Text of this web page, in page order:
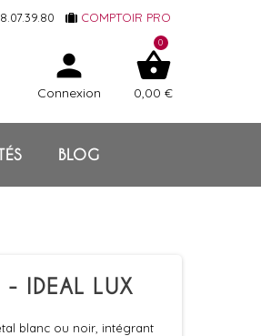
COMPTOIR PRO
person
Connexion
shopping_basket
0,00 €
0
BLOG
- IDEAL LUX
blanc ou noir, intégrant